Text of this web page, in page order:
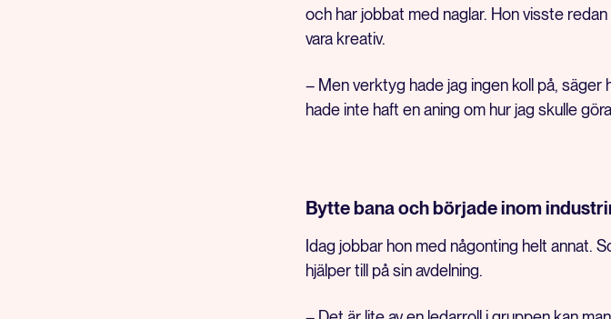
och har jobbat med naglar. Hon visste
vara kreativ.
– Men verktyg hade jag ingen koll på,
hade inte haft en aning om hur jag skulle
Bytte bana och började inom
Idag jobbar hon med någonting helt annat.
hjälper till på sin avdelning.